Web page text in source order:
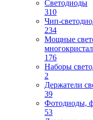
Светодиоды
310
Чип-
234
Мощные
176
Наборы
2
Держатели
39
Фотодиоды,
53